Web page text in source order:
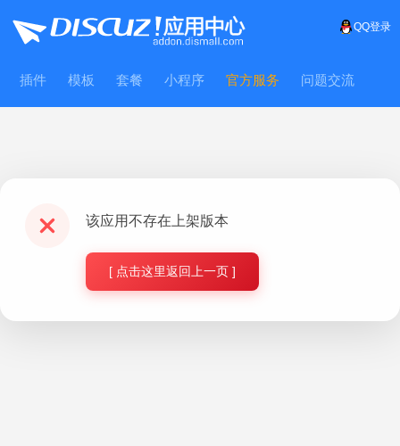
QQ登录
插件 模板 套餐 小程序 官方服务 问题交流
该应用不存在上架版本
[ 点击这里返回上一页 ]